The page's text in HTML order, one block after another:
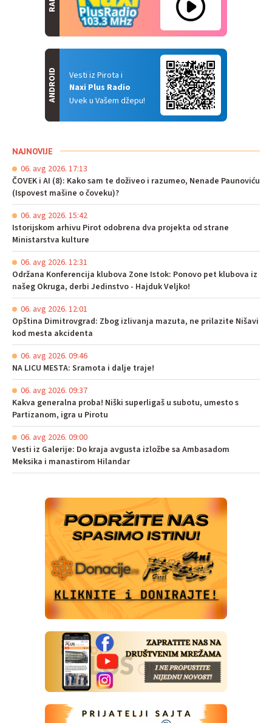
Vesti iz Pirota i
Naxi Plus Radio
Uvek u Vašem džepu!
ANDROID
NAJNOVIJE
06. avg 2026. 17:13
ČOVEK i AI (8): Kako sam te doživeo i razumeo, Nenade Paunoviću
(Ispovest mašine o čoveku)?
06. avg 2026. 15:42
Istorijskom arhivu Pirot odobrena dva projekta od strane
Ministarstva kulture
06. avg 2026. 12:31
Održana Konferencija klubova Zone Istok: Ponovo pet klubova iz
našeg Okruga, derbi Jedinstvo - Hajduk Veljko!
06. avg 2026. 12:01
Opština Dimitrovgrad: Zbog izlivanja mazuta, ne prilazite Nišavi
kod mesta akcidenta
06. avg 2026. 09:46
NA LICU MESTA: Sramota i dalje traje!
06. avg 2026. 09:37
Kakva generalna proba! Niški superligaš u subotu, umesto s
Partizanom, igra u Pirotu
06. avg 2026. 09:00
Vesti iz Galerije: Do kraja avgusta izložbe sa Ambasadom
Meksika i manastirom Hilandar